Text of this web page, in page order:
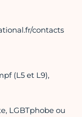
contacts
(L5 et L9),
LGBTphobe ou